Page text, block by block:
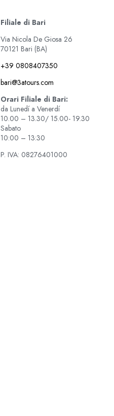
Filiale di Bari
Via Nicola De Giosa 26
70121 Bari (BA)
+39 0808407350
bari@3atours.com
Orari Filiale di Bari:
da Lunedí a Venerdí
10.00 – 13.30/ 15.00- 19.30
Sabato
10:00 – 13:30
P. IVA: 08276401000